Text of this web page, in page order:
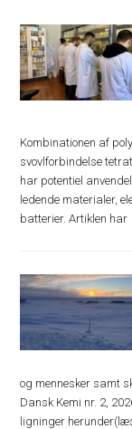
Kombinationen af
svovlforbindelse
har potentiel
ledende materialer,
batterier. Artiklen har
og mennesker samt
Dansk Kemi nr. 2,
ligninger